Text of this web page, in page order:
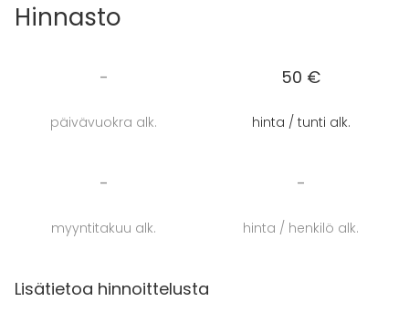
ensi-iltabileisiin tai karaokeillasta darts & billiard -
Hinnasto
-
päivävuokra alk.
50 €
hinta / tunti alk.
-
myyntitakuu alk.
-
hinta / henkilö alk.
Lisätietoa hinnoittelusta